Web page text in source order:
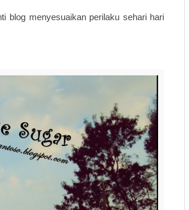
blog menyesuaikan perilaku sehari hari